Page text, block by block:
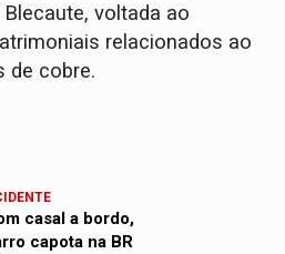
voltada ao
relacionados ao
de cobre.
casal a bordo,
capota na BR